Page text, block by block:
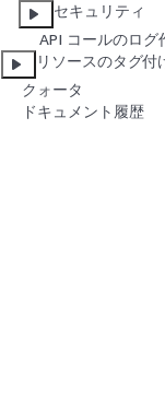
セキュリティ
API コールのログ
リソースのタグ付
クォータ
ドキュメント履歴